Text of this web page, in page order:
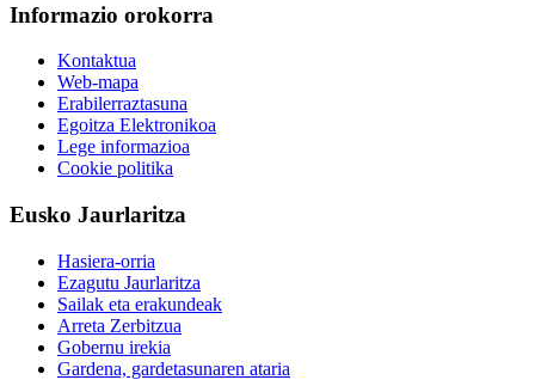
Informazio orokorra
Kontaktua
Web-mapa
Erabilerraztasuna
Egoitza Elektronikoa
Lege informazioa
Cookie politika
Eusko Jaurlaritza
Hasiera-orria
Ezagutu Jaurlaritza
Sailak eta erakundeak
Arreta Zerbitzua
Gobernu irekia
Gardena, gardetasunaren ataria